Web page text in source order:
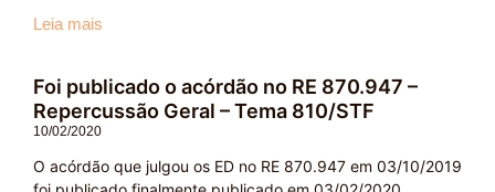
Leia mais
Foi publicado o acórdão no RE 870.947 –
Repercussão Geral – Tema 810/STF
10/02/2020
O acórdão que julgou os ED no RE 870.947 em 03/10/2019